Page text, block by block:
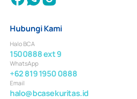
Hubungi Kami
Halo BCA
1500888 ext 9
WhatsApp
+62 819 1950 0888
Email
halo@bcasekuritas.id